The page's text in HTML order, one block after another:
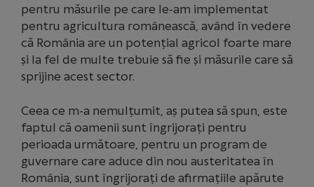
pentru măsurile pe care le-am implementat
pentru agricultura românească, având în vedere
că România are un potențial agricol foarte mare
și la fel de multe trebuie să fie și măsurile care să
sprijine acest sector.
Ceea ce m-a nemulțumit, aș putea să spun, este
faptul că oamenii sunt îngrijorați pentru
perioada următoare, pentru un program de
guvernare care aduce din nou austeritatea în
România, sunt îngrijorați de afirmațiile apărute